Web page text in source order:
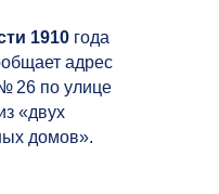
1910 года
адрес
26 по улице
«двух
домов».